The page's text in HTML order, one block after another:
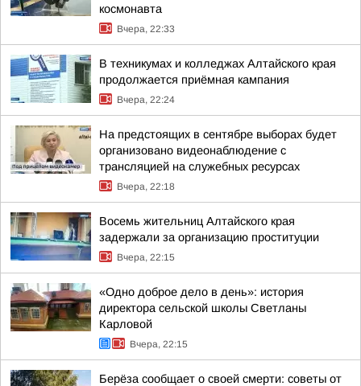
космонавта
Вчера, 22:33
В техникумах и колледжах Алтайского края
продолжается приёмная кампания
Вчера, 22:24
На предстоящих в сентябре выборах будет
организовано видеонаблюдение с
трансляцией на служебных ресурсах
Вчера, 22:18
Восемь жительниц Алтайского края
задержали за организацию проституции
Вчера, 22:15
«Одно доброе дело в день»: история
директора сельской школы Светланы
Карловой
Вчера, 22:15
Берёза сообщает о своей смерти: советы от